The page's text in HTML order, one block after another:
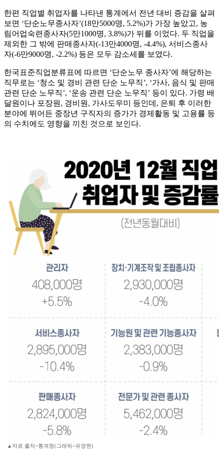
한편 직업별 취업자를 나타낸 통계에서 전년 대비 증감을 살펴
보면 ‘단순노무종사자’(18만5000명, 5.2%)가 가장 높았고, 농
림어업숙련종사자(5만1000명, 3.8%)가 뒤를 이었다. 두 직업을
제외한 그 밖에 판매종사자(-13만4000명, -4.4%), 서비스종사
자(-6만9000명, -2.2%) 등은 모두 감소세를 보였다.
한국표준직업분류표에 따르면 ‘단순노무 종사자’에 해당하는
직무로는 ‘청소 및 경비 관련 단순 노무직’, ‘가사, 음식 및 판매
관련 단순 노무직’, ‘운송 관련 단순 노무직’ 등이 있다. 가령 배
달원이나 포장원, 경비원, 가사도우미 등인데, 은퇴 후 이러한
분야에 뛰어든 중장년 구직자의 증가가 경제활동 및 고용률 등
의 수치에도 영향을 끼친 것으로 보인다.
▲자료 출처=통계청(그래픽=유영현)